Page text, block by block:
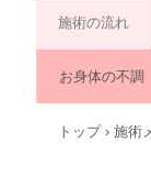
施術の流れ
お身体の不調
トップ › 施術